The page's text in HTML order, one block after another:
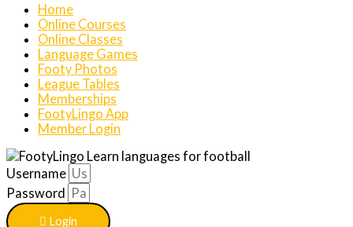
Home
Online Courses
Online Classes
Language Games
Footy Photos
League Tables
Memberships
FootyLingo App
Member Login
Username
Password
Login